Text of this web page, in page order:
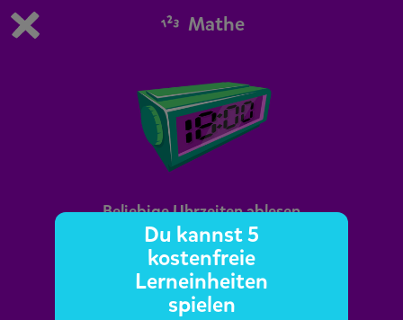
Du spielst die kostenfreie Testversion von scoyo.
Jetzt bestellen
0
Mathe
Beliebige Uhrzeiten ablesen
Hier lernst du, die Uhrzeit abzulesen.
Du kannst 5
kostenfreie
Lerneinheiten
spielen